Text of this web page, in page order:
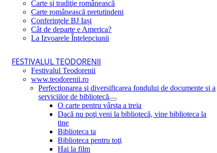
Carte şi tradiţie românească
Carte românească pretutindeni
Conferințele BJ Iași
Cât de departe e America?
La Izvoarele Înţelepciunii
FESTIVALUL TEODORENII
Festivalul Teodorenii
www.teodorenii.ro
Perfecţionarea şi diversificarea fondului de documente şi a
serviciilor de bibliotecă
O carte pentru vârsta a treia
Dacă nu poţi veni la bibliotecă, vine biblioteca la
tine
Biblioteca ta
Biblioteca pentru toţi
Hai la film